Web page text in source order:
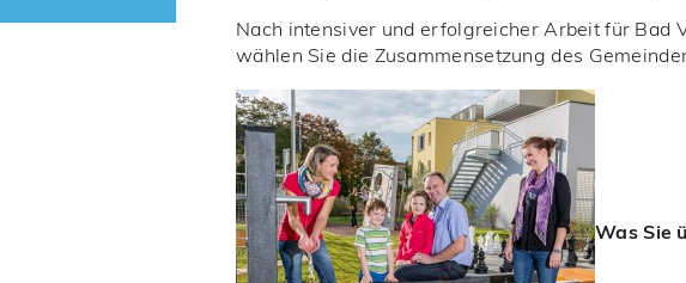
Nach intensiver und erfolgreicher Arbeit für Bad
wählen Sie die Zusammensetzung des
Was Sie